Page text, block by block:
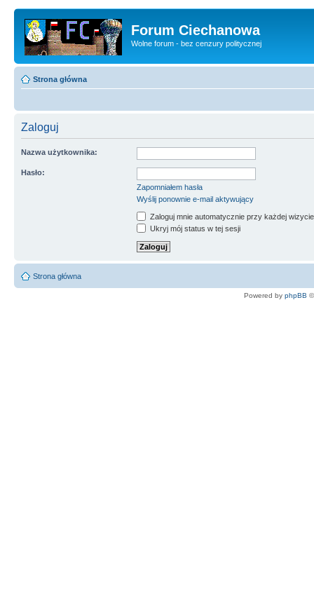
Forum Ciechanowa
Wolne forum - bez cenzury politycznej
Strona główna
Zaloguj
Nazwa użytkownika:
Hasło:
Zapomniałem hasła
Wyślij ponownie e-mail aktywujący
Zaloguj mnie automatycznie przy każdej wizycie
Ukryj mój status w tej sesji
Strona główna
Powered by phpBB